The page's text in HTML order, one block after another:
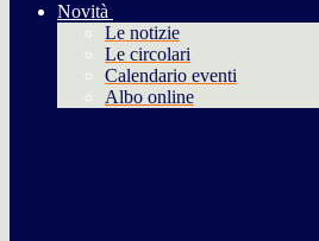
Novità
Le notizie
Le circolari
Calendario eventi
Albo online